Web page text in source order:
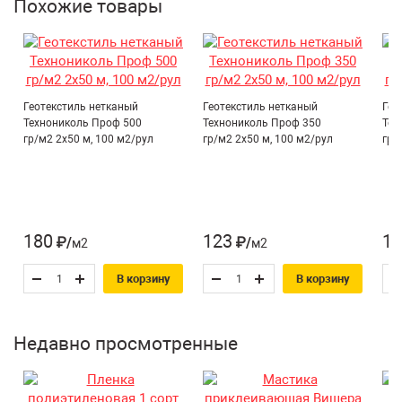
коэффициент фильтрации – не менее 45 м/сутки при
Преимущества:
высокая фильтрующая способность и
долговечность;
защита дренажных и водоотводных конструкций от
надежное решение для переувлажненных участков и
ландшафтного благоустройства.
Похожие товары
Геотекстиль нетканый
Технониколь Проф 500
гр/м2 2х50 м, 100 м2/рул
180 ₽/м2
В корзину
Геотекстиль нетканый
Технониколь Проф 350
гр/м2 2х50 м, 100 м2/рул
123 ₽/м2
В корзину
гр/
Недавно просмотренные